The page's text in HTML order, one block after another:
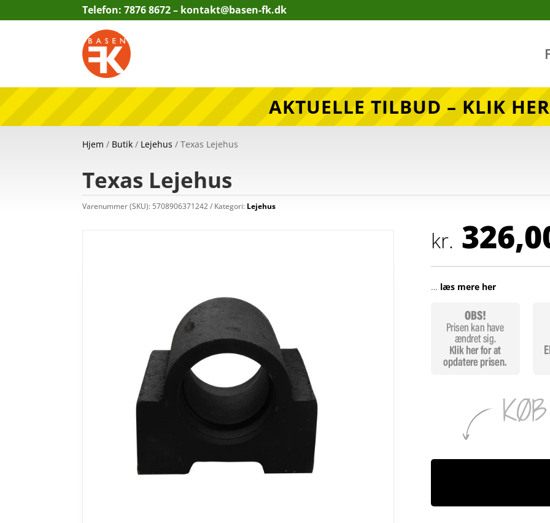
Telefon: 7876 8672 – kontakt@basen-fk.dk
AKTUELLE TILBUD – KLIK
Hjem / Butik / Lejehus / Texas Lejehus
Texas Lejehus
Varenummer (SKU): 5708906371242 Kategori: Lejehus
kr.
… læs mere her